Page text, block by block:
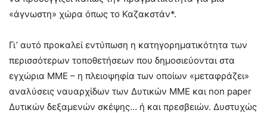
«άγνωστη» χώρα όπως το Καζακστάν*.
Γι’ αυτό προκαλεί εντύπωση η κατηγορηματικότητα των
περισσότερων τοποθετήσεων που δημοσιεύονται στα
εγχώρια ΜΜΕ – η πλειοψηφία των οποίων «μεταφράζει»
αναλύσεις ναυαρχίδων των Δυτικών ΜΜΕ και non paper
Δυτικών δεξαμενών σκέψης… ή και πρεσβειών. Δυστυχώς